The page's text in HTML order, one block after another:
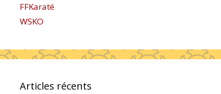
FFKaraté
WSKO
Articles récents